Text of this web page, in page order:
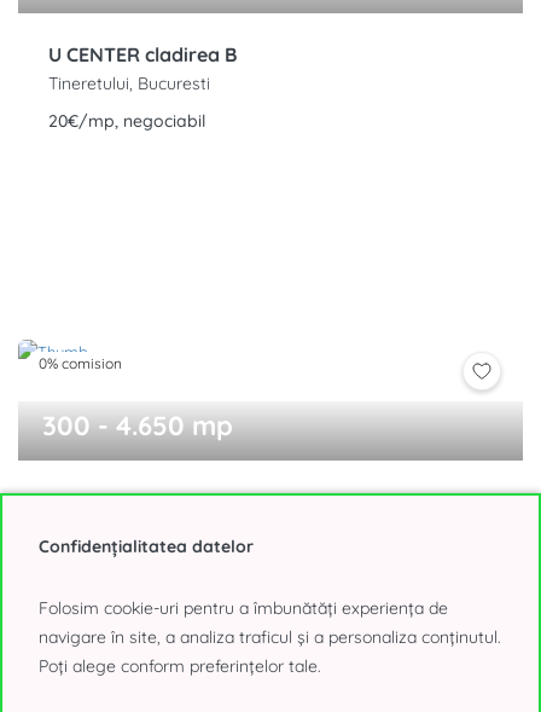
U CENTER cladirea B
Tineretului, Bucuresti
20€/mp, negociabil
0% comision
300 - 4.650 mp
Expozitiei 1 cladirea B1
Confidențialitatea datelor
Folosim cookie-uri pentru a îmbunătăți experiența de
navigare în site, a analiza traficul și a personaliza conținutul.
Poți alege conform preferințelor tale.